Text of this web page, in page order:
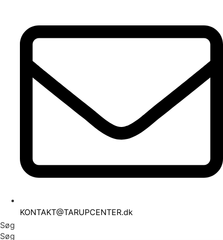
indhold
KONTAKT@TARUPCENTER.dk
Søg
Søg